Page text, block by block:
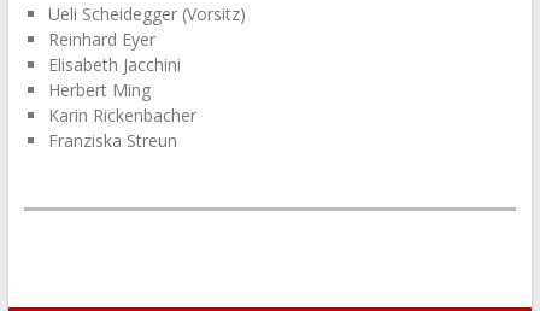
Ueli Scheidegger (Vorsitz)
Reinhard Eyer
Elisabeth Jacchini
Herbert Ming
Karin Rickenbacher
Franziska Streun